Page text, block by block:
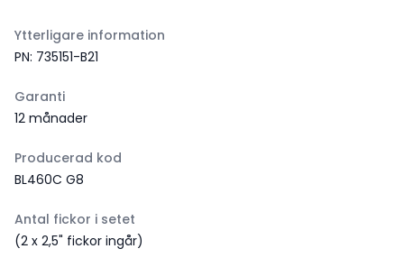
Ytterligare information
PN: 735151-B21
Garanti
12 månader
Producerad kod
BL460C G8
Antal fickor i setet
(2 x 2,5" fickor ingår)